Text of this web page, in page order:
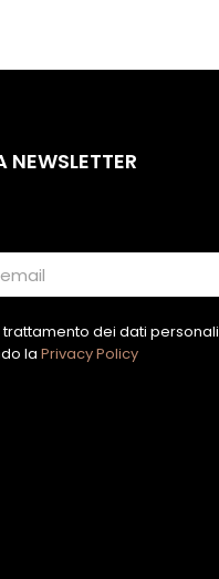
NEWSLETTER
dei dati personali
la Privacy Policy